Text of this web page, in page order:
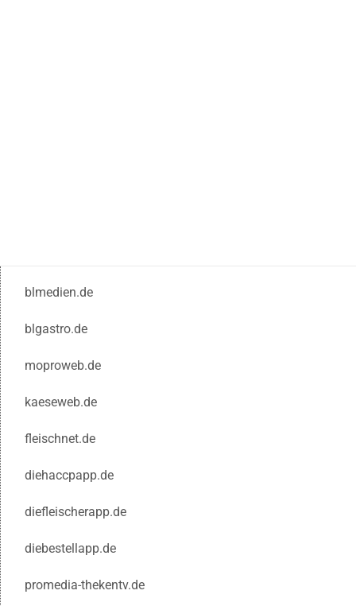
blmedien.de
blgastro.de
moproweb.de
kaeseweb.de
fleischnet.de
diehaccpapp.de
diefleischerapp.de
diebestellapp.de
promedia-thekentv.de